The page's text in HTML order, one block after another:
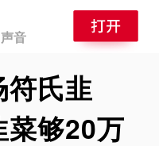
音
符氏韭
够20万